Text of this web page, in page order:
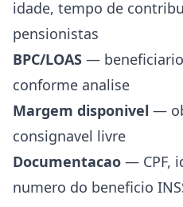
idade, tempo de
pensionistas
BPC/LOAS —
conforme analise
Margem disponivel —
consignavel livre
Documentacao — CPF,
numero do beneficio